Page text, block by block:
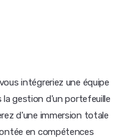
intégreriez une équipe
la gestion d'un portefeuille
d'une immersion totale
en compétences